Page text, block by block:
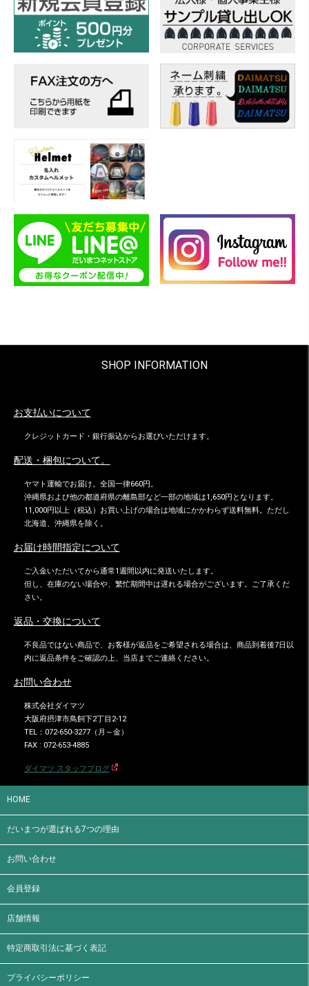
SHOP INFORMATION
お支払いについて
クレジットカード・銀行振込からお選びいただけます。
配送・梱包について。
ヤマト運輸でお届け。全国一律660円。
沖縄県および他の都道府県の離島部など一部の地域は1,650円となります。
11,000円以上（税込）お買い上げの場合は地域にかかわらず送料無料。ただし
北海道、沖縄県を除く。
お届け時間指定について
ご入金いただいてから通常1週間以内に発送いたします。
但し、在庫のない場合や、繁忙期間中は遅れる場合がございます。ご了承くだ
さい。
返品・交換について
不良品ではない商品で、お客様が返品をご希望される場合は、商品到着後7日以
内に返品条件をご確認の上、当店までご連絡ください。
お問い合わせ
株式会社ダイマツ
大阪府摂津市鳥飼下2丁目2-12
TEL：072-650-3277（月～金）
FAX : 072-653-4885
ダイマツ スタッフブログ
HOME
だいまつが選ばれる7つの理由
お問い合わせ
会員登録
店舗情報
特定商取引法に基づく表記
プライバシーポリシー